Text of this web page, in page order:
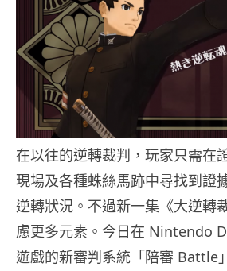
在以往的逆轉裁判，玩家只需在
現場及各種蛛絲馬跡中尋找到證
逆轉狀況。不過新一集《大逆轉
慮更多元素。今日在 Nintendo
遊戲的新審判系統「陪審 Battle